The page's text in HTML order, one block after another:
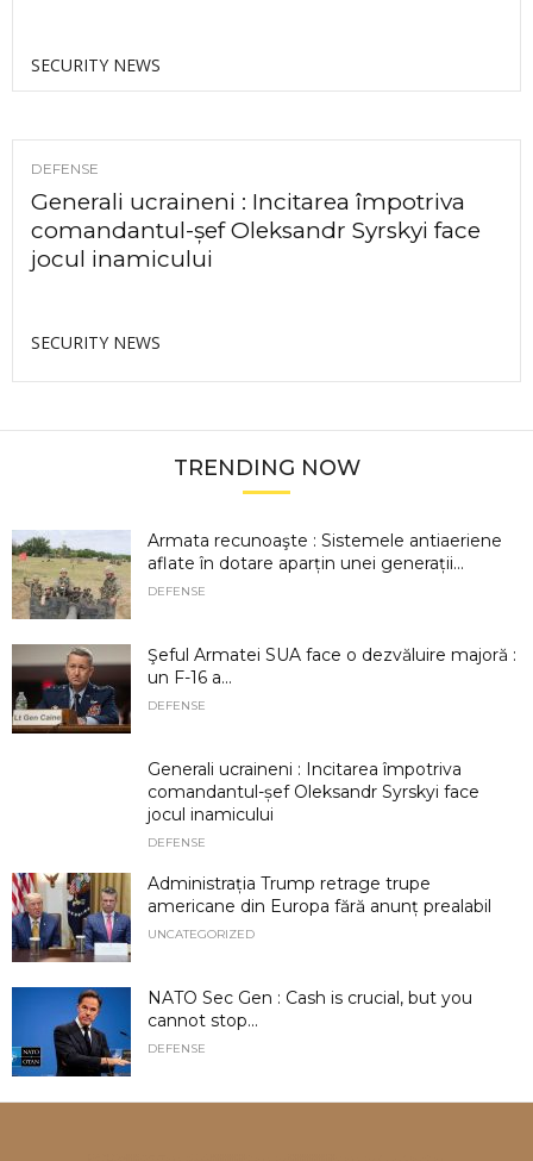
SECURITY NEWS
DEFENSE
Generali ucraineni : Incitarea împotriva
comandantul-șef Oleksandr Syrskyi face
jocul inamicului
SECURITY NEWS
TRENDING NOW
Armata recunoaşte : Sistemele antiaeriene
aflate în dotare aparțin unei generații...
DEFENSE
Şeful Armatei SUA face o dezvăluire majoră :
un F-16 a...
DEFENSE
Generali ucraineni : Incitarea împotriva
comandantul-șef Oleksandr Syrskyi face
jocul inamicului
DEFENSE
Administrația Trump retrage trupe
americane din Europa fără anunț prealabil
UNCATEGORIZED
NATO Sec Gen : Cash is crucial, but you
cannot stop...
DEFENSE